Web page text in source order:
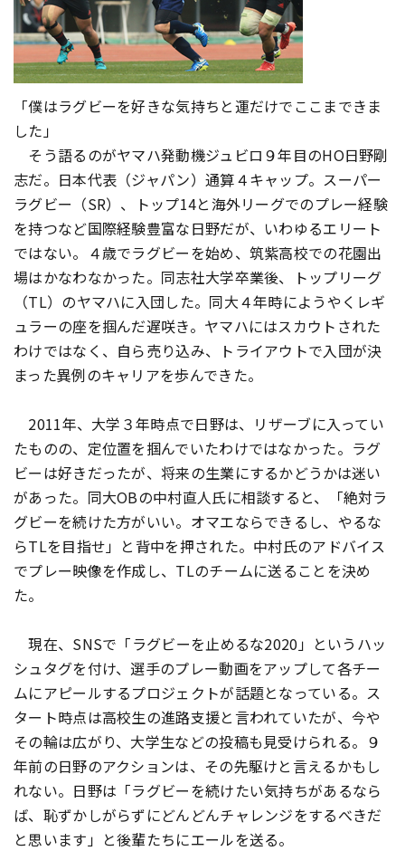
「僕はラグビーを好きな気持ちと運だけでここまできま
した」
そう語るのがヤマハ発動機ジュビロ９年目のHO日野剛
志だ。日本代表（ジャパン）通算４キャップ。スーパー
ラグビー（SR）、トップ14と海外リーグでのプレー経験
を持つなど国際経験豊富な日野だが、いわゆるエリート
ではない。４歳でラグビーを始め、筑紫高校での花園出
場はかなわなかった。同志社大学卒業後、トップリーグ
（TL）のヤマハに入団した。同大４年時にようやくレギ
ュラーの座を掴んだ遅咲き。ヤマハにはスカウトされた
わけではなく、自ら売り込み、トライアウトで入団が決
まった異例のキャリアを歩んできた。
2011年、大学３年時点で日野は、リザーブに入ってい
たものの、定位置を掴んでいたわけではなかった。ラグ
ビーは好きだったが、将来の生業にするかどうかは迷い
があった。同大OBの中村直人氏に相談すると、「絶対ラ
グビーを続けた方がいい。オマエならできるし、やるな
らTLを目指せ」と背中を押された。中村氏のアドバイス
でプレー映像を作成し、TLのチームに送ることを決め
た。
現在、SNSで「ラグビーを止めるな2020」というハッ
シュタグを付け、選手のプレー動画をアップして各チー
ムにアピールするプロジェクトが話題となっている。ス
タート時点は高校生の進路支援と言われていたが、今や
その輪は広がり、大学生などの投稿も見受けられる。９
年前の日野のアクションは、その先駆けと言えるかもし
れない。日野は「ラグビーを続けたい気持ちがあるなら
ば、恥ずかしがらずにどんどんチャレンジをするべきだ
と思います」と後輩たちにエールを送る。